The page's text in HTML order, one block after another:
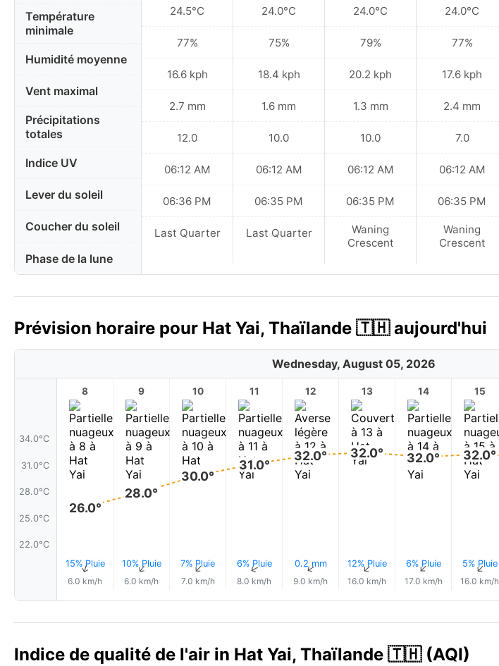
Température
minimale
Humidité moyenne
Vent maximal
Précipitations
totales
Indice UV
Lever du soleil
Coucher du soleil
Phase de la lune
24.5°C
77%
16.6 kph
2.7 mm
12.0
06:12 AM
06:36 PM
Last Quarter
24.0°C
75%
18.4 kph
1.6 mm
10.0
06:12 AM
06:35 PM
Last Quarter
24.0°C
79%
20.2 kph
1.3 mm
10.0
06:12 AM
06:35 PM
Waning
Crescent
24.0°C
77%
17.6 kph
2.4 mm
7.0
06:12 AM
06:35 PM
Waning
Crescent
Prévision horaire pour Hat Yai, Thaïlande 🇹🇭 aujourd'hui
Wednesday, August 05, 2026
34.0°C
31.0°C
28.0°C
25.0°C
22.0°C
8
26.0°
15% Pluie
↑
6.0 km/h
9
28.0°
10% Pluie
↑
6.0 km/h
10
30.0°
7% Pluie
↑
7.0 km/h
11
31.0°
6% Pluie
↑
8.0 km/h
12
32.0°
0.2 mm
↑
9.0 km/h
13
32.0°
12% Pluie
↑
16.0 km/h
14
32.0°
6% Pluie
↑
17.0 km/h
15
32.0°
5% Pluie
↑
16.0 km/h
Indice de qualité de l'air in Hat Yai, Thaïlande 🇹🇭 (AQI)